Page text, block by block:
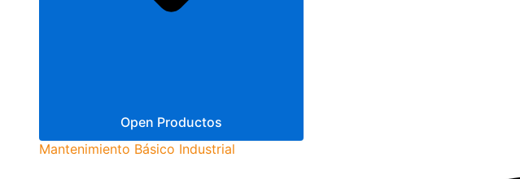
Open Productos
Mantenimiento Básico Industrial